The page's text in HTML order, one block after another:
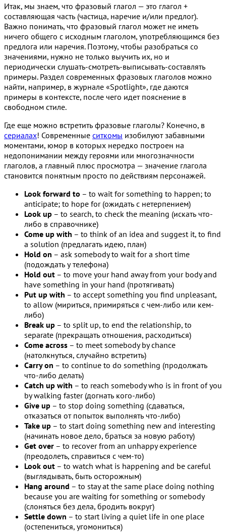
Итак, мы знаем, что фразовый глагол — это глагол +
составляющая часть (частица, наречие и/или предлог).
Важно понимать, что фразовый глагол может не иметь
ничего общего с исходным глаголом, употребляющимся без
предлога или наречия. Поэтому, чтобы разобраться со
значениями, нужно не только выучить их, но и
периодически слушать-смотреть-выписывать-составлять
примеры. Раздел современных фразовых глаголов можно
найти, например, в журнале «Spotlight», где даются
примеры в контексте, после чего идет пояснение в
свободном стиле.
Где еще можно встретить фразовые глаголы? Конечно, в
сериалах! Современные ситкомы изобилуют забавными
моментами, юмор в которых нередко построен на
недопонимании между героями или многозначности
глаголов, а главный плюс просмотра — значение глагола
становится понятным просто по действиям персонажей.
Look forward to – to wait for something to happen; to
anticipate; to hope for (ожидать с нетерпением)
Look up – to search, to check the meaning (искать что-
либо в справочнике)
Come up with – to think of an idea and suggest it, to find
a solution (предлагать идею, план)
Hold on – ask somebody to wait for a short time
(подождать у телефона)
Hold out – to move your hand away from your body and
have something in your hand (протягивать)
Put up with – to accept something you find unpleasant,
to allow (мириться, примиряться с чем-либо или кем-
либо)
Break up – to split up, to end the relationship, to
separate (прекращать отношения, расходиться)
Come across – to meet somebody by chance
(натолкнуться, случайно встретить)
Carry on – to continue to do something (продолжать
что-либо делать)
Catch up with – to reach somebody who is in front of you
by walking faster (догнать кого-либо)
Give up – to stop doing something (сдаваться,
отказаться от попыток выполнять что-либо)
Take up – to start doing something new and interesting
(начинать новое дело, браться за новую работу)
Get over – to recover from an unhappy experience
(преодолеть, справиться с чем-то)
Look out – to watch what is happening and be careful
(выглядывать, быть осторожным)
Hang around – to stay at the same place doing nothing
because you are waiting for something or somebody
(слоняться без дела, бродить вокруг)
Settle down – to start living a quiet life in one place
(остепениться, угомониться)